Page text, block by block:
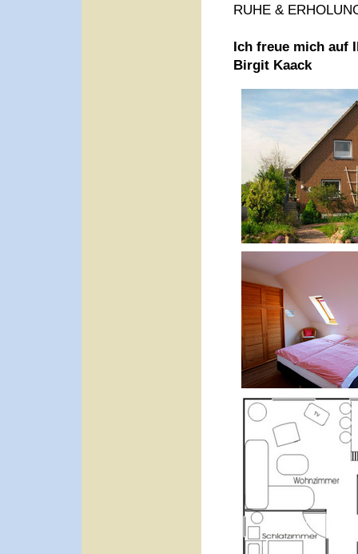
RUHE &
Ich freue mich auf
Birgit Kaack